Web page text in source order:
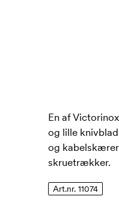
En af
og lille
og
skruetrækker.
Art.nr. 11074